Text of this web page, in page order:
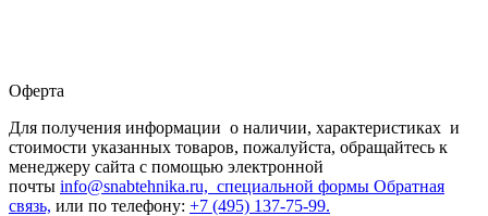
Оферта
Для получения информации о наличии, характеристиках и
стоимости указанных товаров, пожалуйста, обращайтесь к
менеджеру сайта с помощью электронной
почты info@snabtehnika.ru, специальной формы Обратная
связь, или по телефону: +7 (495) 137-75-99.